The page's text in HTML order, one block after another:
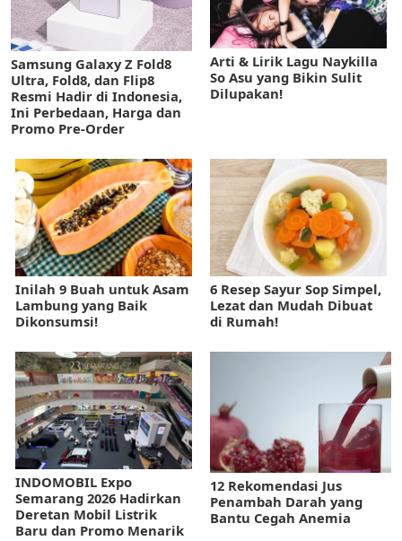
Samsung Galaxy Z Fold8
Ultra, Fold8, dan Flip8
Resmi Hadir di Indonesia,
Ini Perbedaan, Harga dan
Promo Pre-Order
Arti & Lirik Lagu Naykilla
So Asu yang Bikin Sulit
Dilupakan!
Inilah 9 Buah untuk Asam
Lambung yang Baik
Dikonsumsi!
6 Resep Sayur Sop Simpel,
Lezat dan Mudah Dibuat
di Rumah!
INDOMOBIL Expo
Semarang 2026 Hadirkan
Deretan Mobil Listrik
Baru dan Promo Menarik
12 Rekomendasi Jus
Penambah Darah yang
Bantu Cegah Anemia